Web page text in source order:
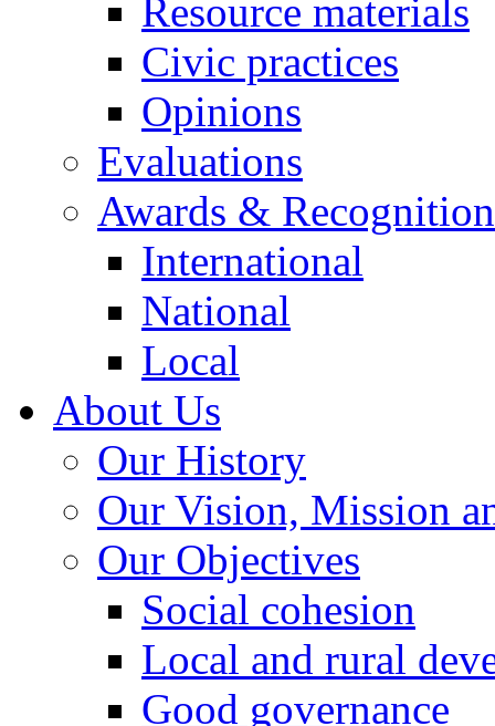
Resource materials
Civic practices
Opinions
Evaluations
Awards &
International
National
Local
About Us
Our History
Our Vision, Mission
Our Objectives
Social cohesion
Local and rural
Good governance